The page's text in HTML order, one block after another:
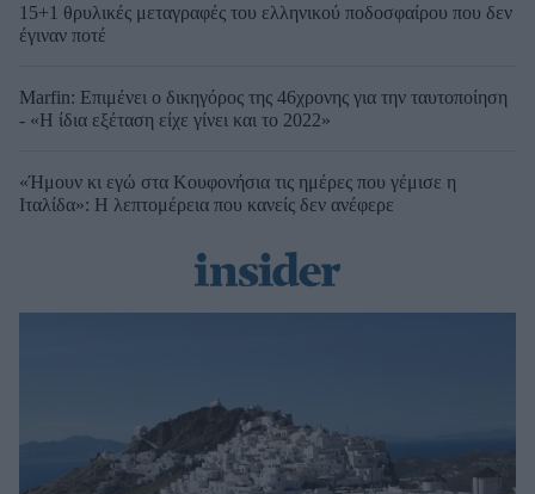
15+1 θρυλικές μεταγραφές του ελληνικού ποδοσφαίρου που δεν
έγιναν ποτέ
Marfin: Επιμένει ο δικηγόρος της 46χρονης για την ταυτοποίηση
- «Η ίδια εξέταση είχε γίνει και το 2022»
«Ήμουν κι εγώ στα Κουφονήσια τις ημέρες που γέμισε η
Ιταλίδα»: Η λεπτομέρεια που κανείς δεν ανέφερε